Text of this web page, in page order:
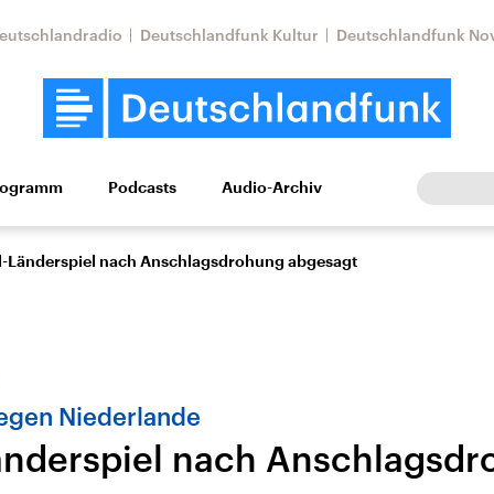
Deutschlandfunk Kultur Deutschlandfunk
Wissen Kultur Europa
Nahostkonflikt
Iran
Aktuelle Lage und
Podcasts Audio-Archiv
Länderspiel nach Anschlagsdrohung abgesagt
Niederlande
nach